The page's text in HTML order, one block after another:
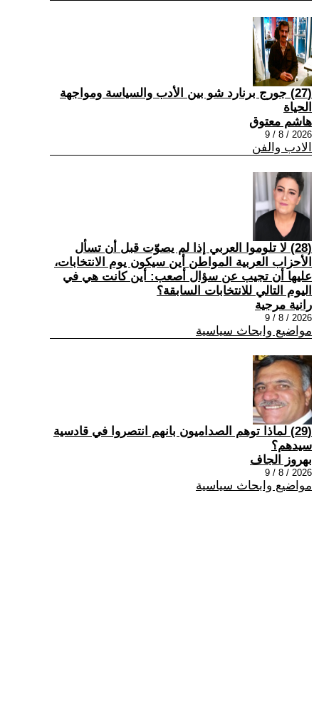
(27) جورج برنارد شو بين الأدب والسياسة ومواجهة
الحياة
هاشم معتوق
2026 / 8 / 9
الادب والفن
(28) لا تلوموا العربي إذا لم يصوّت قبل أن تسأل
الأحزاب العربية المواطن أين سيكون يوم الانتخابات،
عليها أن تجيب عن سؤال أصعب: أين كانت هي في
اليوم التالي للانتخابات السابقة؟
رانية مرجية
2026 / 8 / 9
مواضيع وابحاث سياسية
(29) ‏لماذا توهم الصداميون بانهم انتصروا في قادسية
سيدهم؟
بهروز الجاف
2026 / 8 / 9
مواضيع وابحاث سياسية